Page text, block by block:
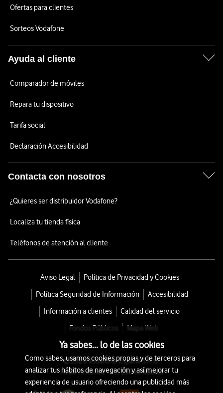
Ofertas para clientes
Sorteos Vodafone
Ayuda al cliente
Comparador de móviles
Repara tu dispositivo
Tarifa social
Declaración Accesibilidad
Contacta con nosotros
¿Quieres ser distribuidor Vodafone?
Localiza tu tienda física
Teléfonos de atención al cliente
Aviso Legal
Política de Privacidad y Cookies
Política Seguridad de Información
Accesibilidad
Información a clientes
Calidad del servicio
Fondos Públicos
Mapa Web
© 2026 Vodafone España S.A.U.
Avda. América 115, 28042 Madrid
Ya sabes... lo de las cookies
Como sabes, usamos cookies propias y de terceros para
analizar tus hábitos de navegación y así mejorar tu
experiencia de usuario ofreciendo una publicidad más